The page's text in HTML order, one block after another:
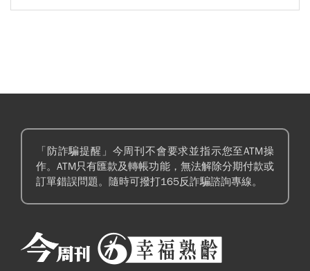
「防詐騙提醒」今周刊不會要求並指示您至ATM操
作。ATM只有匯款及轉帳功能，無法解除分期付款或
訂單錯誤問題。隨時可撥打165反詐騙諮詢專線。